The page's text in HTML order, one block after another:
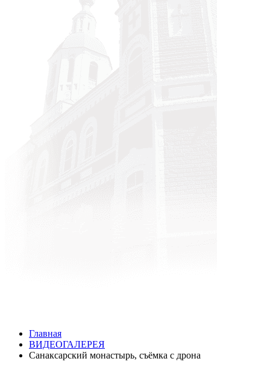
Главная
ВИДЕОГАЛЕРЕЯ
Санаксарский монастырь, съёмка с дрона